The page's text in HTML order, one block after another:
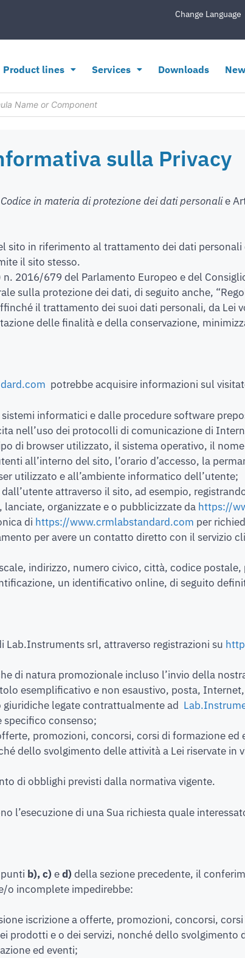
Change Language
Product lines Services Downloads
sulla Privacy
Codice in materia di protezione dei dati personalie
sito in riferimento al trattamento dei dati
il sito stesso.
2016/679 del Parlamento Europeo e del
sulla protezione dei dati, di seguito anche,
il trattamento dei suoi dati personali, da Lei
delle finalità e della conservazione,
potrebbe acquisire informazioni sul
informatici e dalle procedure software
nell’uso dei protocolli di comunicazione di
di browser utilizzato, il sistema operativo, il
all’interno del sito, l’orario d’accesso, la
utilizzato e all’ambiente informatico dell’utente;
attraverso il sito, ad esempio,
organizzate e o pubblicizzate da https://
di https://www.crmlabstandard.com per
per avere un contatto diretto con il servizio
indirizzo, numero civico, città, codice
un identificativo online, di seguito
Lab.Instruments srl, attraverso registrazioni su
di natura promozionale incluso l’invio della
esemplificativo e non esaustivo, posta,
legate contrattualmente ad
consenso;
promozioni, concorsi, corsi di formazione ed
dello svolgimento delle attività a Lei riservate
di obblighi previsti dalla normativa vigente.
l’esecuzione di una Sua richiesta quale
b), c) ed) della sezione precedente, il
o incomplete impedirebbe:
iscrizione a offerte, promozioni, concorsi,
prodotti e o dei servizi, nonché dello svolgimento
ed eventi;